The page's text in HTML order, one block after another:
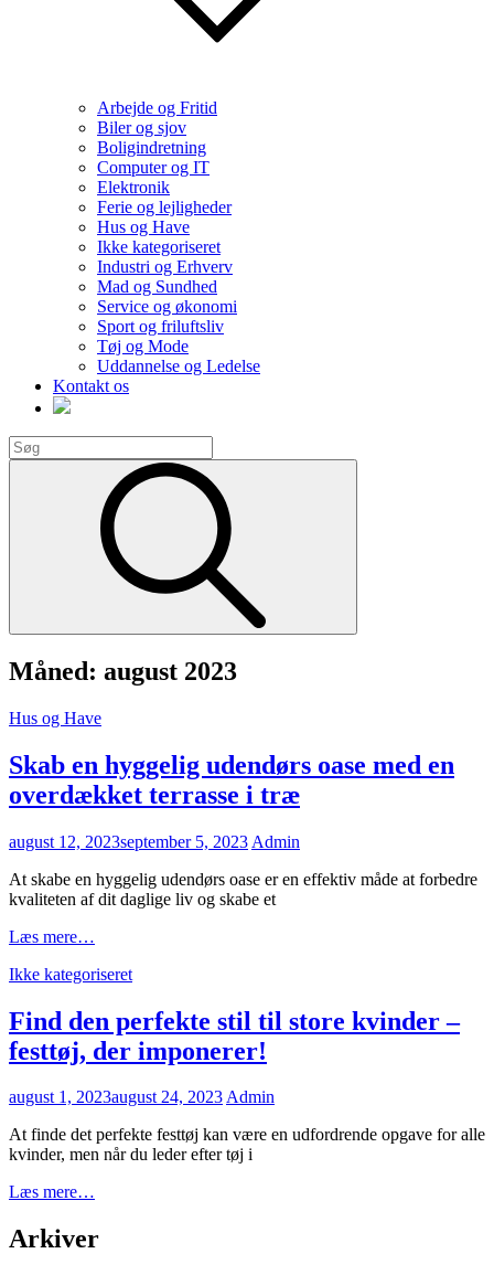
Arbejde og Fritid
Biler og sjov
Boligindretning
Computer og IT
Elektronik
Ferie og lejligheder
Hus og Have
Ikke kategoriseret
Industri og Erhverv
Mad og Sundhed
Service og økonomi
Sport og friluftsliv
Tøj og Mode
Uddannelse og Ledelse
Kontakt os
Search
for:
Måned: august 2023
Cat
Hus og Have
Skab en hyggelig udendørs oase med en
overdækket terrasse i træ
Posted
august 12, 2023september 5, 2023 Admin
At skabe en hyggelig udendørs oase er en effektiv måde at forbedre
kvaliteten af dit daglige liv og skabe et
Læs mere…
hyggelig
oase
med
en
terrasse
træ
Cat
Ikke kategoriseret
Find den perfekte stil til store kvinder –
festtøj, der imponerer!
Posted
august 1, 2023august 24, 2023Admin
At finde det perfekte festtøj kan være en udfordrende opgave for alle
kvinder, men når du leder efter tøj i
Læs mere…
perfekte
stil
Arkiver